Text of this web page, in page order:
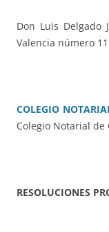
Don Luis Delgado
Valencia número
COLEGIO
Colegio Notarial de
RESOLUCIONES